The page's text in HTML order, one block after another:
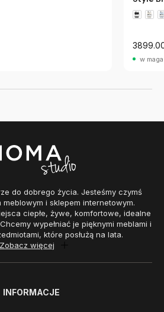
w
do dobrego życia. Jesteśmy czymś
i sklepem internetowym.
ciepłe, żywe, komfortowe, idealne
wypełniać je pięknymi meblami i
które posłużą na lata.
Zobacz więcej
INFORMACJE